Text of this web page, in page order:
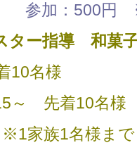
：500円 ※お
ー指導 和菓子
名様
先着10名様
族1名様まで